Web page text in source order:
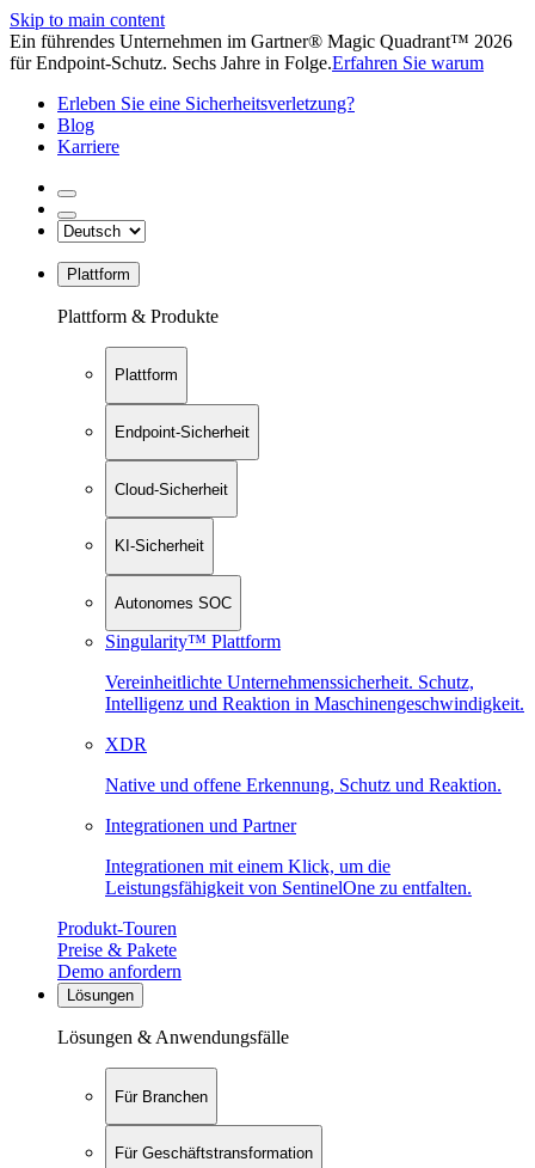
Skip to main content
Ein führendes Unternehmen im Gartner® Magic Quadrant™ 2026
für Endpoint-Schutz. Sechs Jahre in Folge.Erfahren Sie warum
Erleben Sie eine Sicherheitsverletzung?
Blog
Karriere
Plattform
Plattform & Produkte
Plattform
Endpoint-Sicherheit
Cloud-Sicherheit
KI-Sicherheit
Autonomes SOC
Singularity™ Plattform
Vereinheitlichte Unternehmenssicherheit. Schutz,
Intelligenz und Reaktion in Maschinen­geschwindigkeit.
XDR
Native und offene Erkennung, Schutz und Reaktion.
Integrationen und Partner
Integrationen mit einem Klick, um die
Leistungsfähigkeit von SentinelOne zu entfalten.
Produkt-Touren
Preise & Pakete
Demo anfordern
Lösungen
Lösungen & Anwendungsfälle
Für Branchen
Für Geschäftstransformation